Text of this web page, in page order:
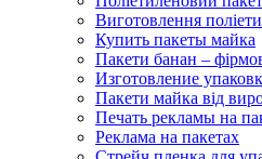
Виготовлення
Купить пакеты майка
Пакети банан –
Изготовление
Пакети майка від
Печать рекламы на
Реклама на пакетах